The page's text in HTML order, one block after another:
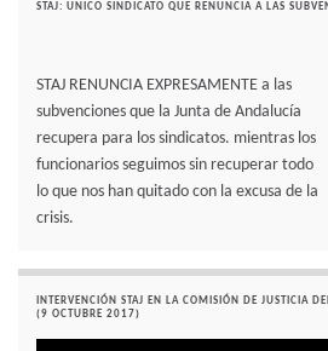
STAJ: UNICO SINDICATO QUE RENUNCIA A LAS
STAJ RENUNCIA EXPRESAMENTE a las
subvenciones que la Junta de Andalucía
recupera para los sindicatos. mientras los
funcionarios seguimos sin recuperar todo
lo que nos han quitado con la excusa de la
crisis.
INTERVENCIÓN STAJ EN LA COMISIÓN DE JUSTICIA
(9 OCTUBRE 2017)